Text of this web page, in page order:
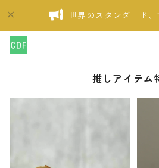
世界のスタンダード
推しアイテム